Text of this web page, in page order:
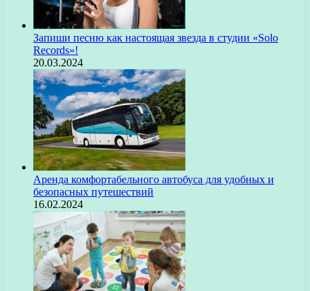
Запиши песню как настоящая звезда в студии «Solo
Records»!
20.03.2024
Аренда комфортабельного автобуса для удобных и
безопасных путешествий
16.02.2024